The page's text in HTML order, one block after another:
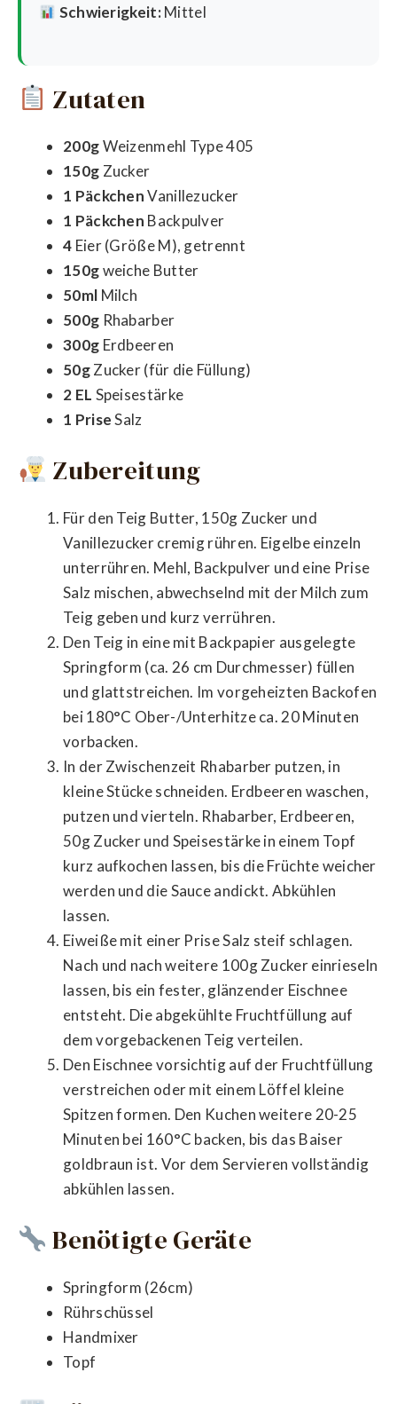
Schwierigkeit:Mittel
Zutaten
200gWeizenmehl Type 405
150g Zucker
1 PäckchenVanillezucker
1 Päckchen Backpulver
4 Eier (Größe M), getrennt
150gweiche Butter
50ml Milch
500g Rhabarber
300g Erdbeeren
50gZucker (für die Füllung)
2 EL Speisestärke
1 PriseSalz
Zubereitung
Für den Teig Butter, 150g Zucker und
Vanillezucker cremig rühren. Eigelbe einzeln
unterrühren. Mehl, Backpulver und eine Prise
Salz mischen, abwechselnd mit der Milch zum
Teig geben und kurz verrühren.
Den Teig in eine mit Backpapier ausgelegte
Springform (ca. 26 cm Durchmesser) füllen
und glattstreichen. Im vorgeheizten Backofen
bei 180°C Ober-/Unterhitze ca. 20 Minuten
vorbacken.
In der Zwischenzeit Rhabarber putzen, in
kleine Stücke schneiden. Erdbeeren waschen,
putzen und vierteln. Rhabarber, Erdbeeren,
50g Zucker und Speisestärke in einem Topf
kurz aufkochen lassen, bis die Früchte weicher
werden und die Sauce andickt. Abkühlen
lassen.
Eiweiße mit einer Prise Salz steif schlagen.
Nach und nach weitere 100g Zucker einrieseln
lassen, bis ein fester, glänzender Eischnee
entsteht. Die abgekühlte Fruchtfüllung auf
dem vorgebackenen Teig verteilen.
Den Eischnee vorsichtig auf der Fruchtfüllung
verstreichen oder mit einem Löffel kleine
Spitzen formen. Den Kuchen weitere 20-25
Minuten bei 160°C backen, bis das Baiser
goldbraun ist. Vor dem Servieren vollständig
abkühlen lassen.
Benötigte Geräte
Springform (26cm)
Rührschüssel
Handmixer
Topf